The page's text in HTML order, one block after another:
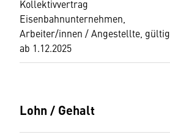
Kollektivvertrag
Eisenbahnunternehmen,
Arbeiter/innen / Angestellte, gültig
ab 1.12.2025
Lohn / Gehalt